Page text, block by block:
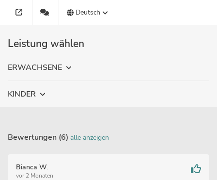
Deutsch
Leistung wählen
ERWACHSENE
KINDER
Bewertungen (6) alle anzeigen
Bianca W.
vor 2 Monaten